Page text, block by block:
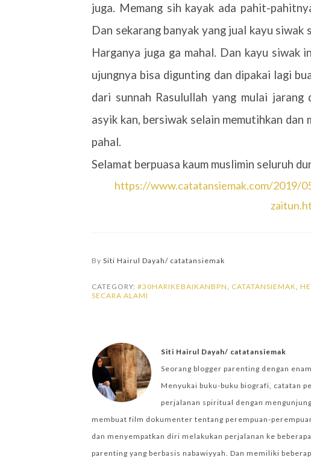
juga. Memang sih kayak ada pahit-
Dan sekarang banyak yang jual kayu
Harganya juga ga mahal. Dan kayu siwak
ujungnya bisa digunting dan dipakai lagi
dari sunnah Rasulullah yang mulai jarang
asyik kan, bersiwak selain memutihkan
pahal.
Selamat berpuasa kaum muslimin seluruh
https://www.catatansiemak.com/2019/
By Siti Hairul Dayah/ catatansiemak
CATEGORY: #30HARIKEBAIKANBPN, CATATANSIEMAK,
SECARA ALAMI
Siti Hairul Dayah/ catatansiemak
Seorang blogger parenting dengan
Menyukai buku-buku biografi, catatan
perjalanan spiritual dengan
membuat film dokumenter tentang perempuan-
dan menyempatkan diri melakukan perjalanan ke
parenting yang berbasis nabawiyyah. Dan memiliki